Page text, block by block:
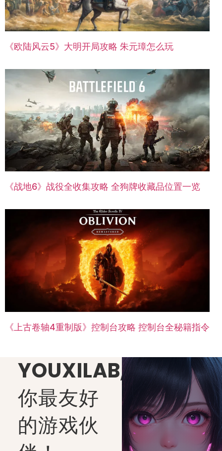
《欧陆风云5》大明开局攻略 朱元璋怎么玩
《战地6》战役全收集攻略 全狗牌收藏品位置一览
《上古卷轴4重制版》控制台攻略 控制台全秘籍指令
YOUXILAB,
你最友好
的游戏伙